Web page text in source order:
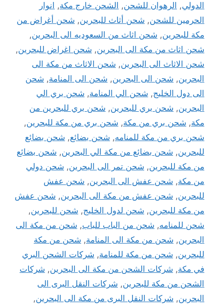
الدولي, الرهوان للشحن, الشحن خارج مكة, انوار
الحرمين للشحن, شحن أثاث للبحرين, شحن أغراض من
مكة للبحرين, شحن اثاث من السعوديه الى البحرين,
شحن اثاث من مكة الى البحرين, شحن اغراض للبحرين,
شحن الاثاث الى البحرين, شحن الاثاث من مكة الى
البحرين, شحن الى البحرين, شحن الى المنامة, شحن
الى دول الخليج, شحن الي المنامة, شحن بري الي
البحرين, شحن بري للبحرين, شحن بري للبحرين من
مكة, شحن بري من مكة, شحن بري من مكة للبحرين,
شحن بري من مكة للمنامه, شحن بضائع, شحن بضائع
للبحرين, شحن بضائع من مكة الي البحرين, شحن بضائع
من مكة للبحرين, شحن تمر الى البحرين, شحن دولي
من مكة, شحن عفش الى البحرين, شحن عفش
للبحرين, شحن عفش من مكة الى البحرين, شحن عفش
من مكة للبحرين, شحن لدول الخليج, شحن للبحرين,
شحن للمنامه, شحن من الباب للباب, شحن من مكة الى
البحرين, شحن من مكة الى المنامة, شحن من مكة
للبحرين, شحن من مكة للمنامة, شركات الشحن البري
في مكة, شركات الشحن من مكة الى البحرين, شركات
الشحن من مكة للبحرين, شركات النقل البرى الى
البحرين, شركات النقل البرى من مكة الى البحرين,